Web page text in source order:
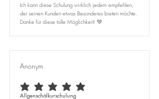
Ich kann diese Schulung wirklich jedem empfehlen,
der seinen Kunden etwas Besonderes bieten möchte.
Danke für diese tolle Möglichkeit! 💚
Anonym
durchschnittliches Rating ist 5 von 5
Allgenschälkurschulung